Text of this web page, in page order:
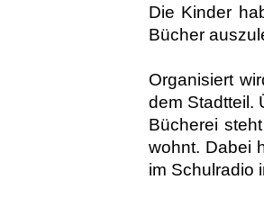
Die Kinder
Bücher
Organisiert
dem Stadtteil.
Bücherei
wohnt. Dabei
im Schulradio